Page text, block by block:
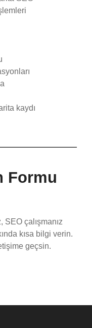
kaydı
Formu
çalışmanız
kısa bilgi verin.
geçsin.